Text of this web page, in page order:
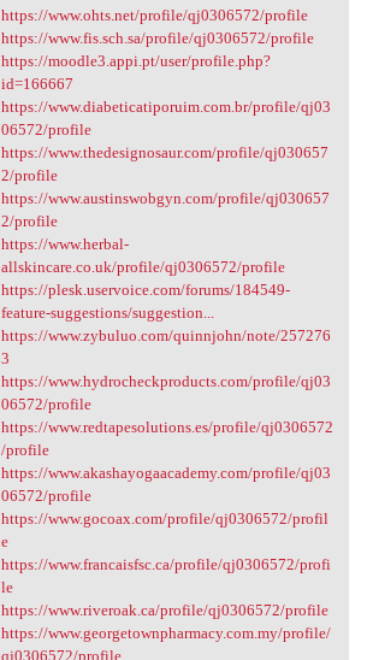
https://www.ohts.net/profile/qj0306572/profile
https://www.fis.sch.sa/profile/qj0306572/profile
https://moodle3.appi.pt/user/profile.php?
id=166667
https://www.diabeticatiporuim.com.br/profile/qj03
06572/profile
https://www.thedesignosaur.com/profile/qj030657
2/profile
https://www.austinswobgyn.com/profile/qj030657
2/profile
https://www.herbal-
allskincare.co.uk/profile/qj0306572/profile
https://plesk.uservoice.com/forums/184549-
feature-suggestions/suggestion...
https://www.zybuluo.com/quinnjohn/note/257276
3
https://www.hydrocheckproducts.com/profile/qj03
06572/profile
https://www.redtapesolutions.es/profile/qj0306572
/profile
https://www.akashayogaacademy.com/profile/qj03
06572/profile
https://www.gocoax.com/profile/qj0306572/profil
e
https://www.francaisfsc.ca/profile/qj0306572/profi
le
https://www.riveroak.ca/profile/qj0306572/profile
https://www.georgetownpharmacy.com.my/profile/
qj0306572/profile